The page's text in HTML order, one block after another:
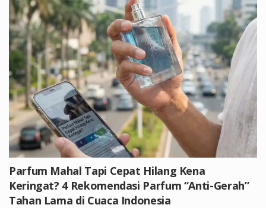
Parfum Mahal Tapi Cepat Hilang Kena
Keringat? 4 Rekomendasi Parfum “Anti-Gerah”
Tahan Lama di Cuaca Indonesia